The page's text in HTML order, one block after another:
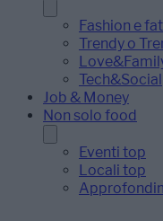
Fashion e
Trendy o
Tech&Social
Job & Money
Non solo food
Eventi top
Locali top